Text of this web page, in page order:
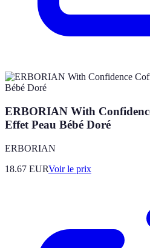
ERBORIAN With
Effet Peau Bébé Doré
ERBORIAN
18.67 EURVoir le prix